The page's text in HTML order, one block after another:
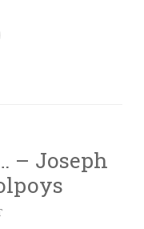
– Joseph